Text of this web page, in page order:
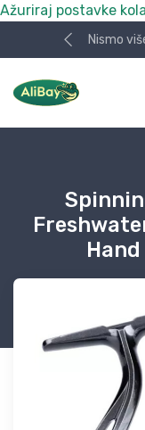
Ažuriraj postavke
Nismo